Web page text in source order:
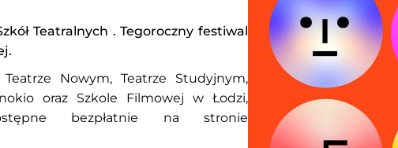
Teatralnych . Tegoroczny festiwal
Nowym, Teatrze Studyjnym,
oraz Szkole Filmowej w Łodzi,
bezpłatnie na stronie